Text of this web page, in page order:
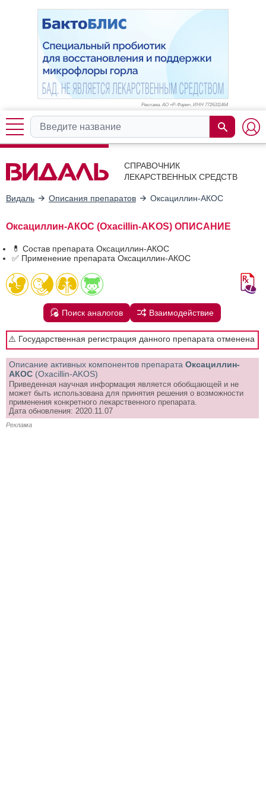
Реклама. АО «Р-Фарм», ИНН 7726311464
СПРАВОЧНИК
ЛЕКАРСТВЕННЫХ СРЕДСТВ
Видаль Описания препаратов Оксациллин-АКОС
Оксациллин-АКОС (Oxacillin-AKOS) ОПИСАНИЕ
💊 Состав препарата Оксациллин-АКОС
✅ Применение препарата Оксациллин-АКОС
Поиск аналогов Взаимодействие
⚠️ Государственная регистрация данного препарата отменена
Описание активных компонентов препарата Оксациллин-
АКОС (Oxacillin-AKOS)
Приведенная научная информация является обобщающей и не
может быть использована для принятия решения о возможности
применения конкретного лекарственного препарата.
Дата обновления: 2020.11.07
Реклама